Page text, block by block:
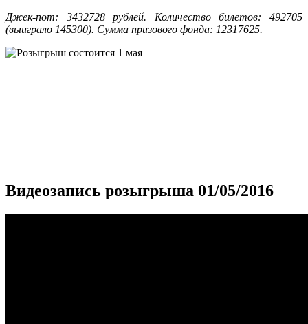
Джек-пот: 3432728 рублей. Количество билетов: 492705
(выиграло 145300). Сумма призового фонда: 12317625.
Видеозапись розыгрыша 01/05/2016